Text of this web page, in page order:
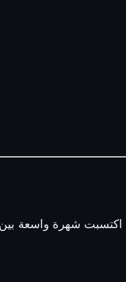
اكتسبت شهرة واسعة